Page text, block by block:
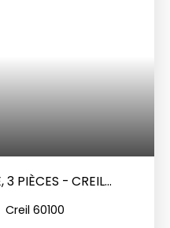
3 PIÈCES - CREIL
Creil 60100